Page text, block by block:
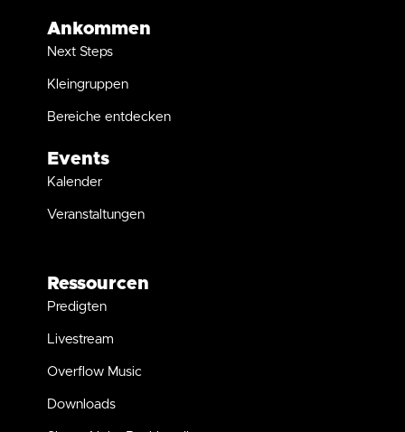
Ankommen
Next Steps
Kleingruppen
Bereiche entdecken
Events
Kalender
Veranstaltungen
Ressourcen
Predigten
Livestream
Overflow Music
Downloads